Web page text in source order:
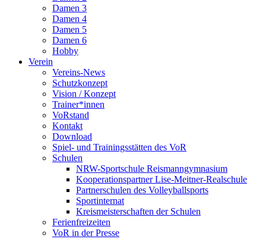
Damen 3
Damen 4
Damen 5
Damen 6
Hobby
Verein
Vereins-News
Schutzkonzept
Vision / Konzept
Trainer*innen
VoRstand
Kontakt
Download
Spiel- und Trainingsstätten des VoR
Schulen
NRW-Sportschule Reismanngymnasium
Kooperationspartner Lise-Meitner-Realschule
Partnerschulen des Volleyballsports
Sportinternat
Kreismeisterschaften der Schulen
Ferienfreizeiten
VoR in der Presse